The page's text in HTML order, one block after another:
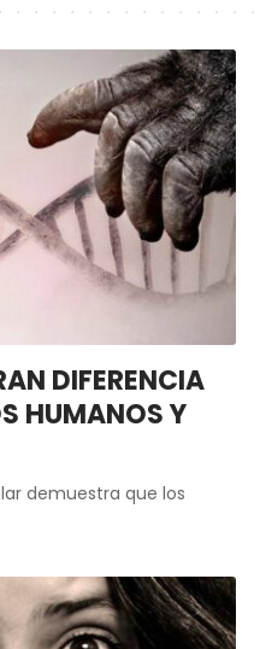
DIFERENCIA
HUMANOS Y
demuestra que los